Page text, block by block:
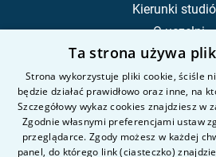
Kierunki
O uczelni
Kandydat
Student
Nauka i
Intranet
Ta strona używa
Strona wykorzystuje pliki cookie, ściśle
będzie działać prawidłowo oraz inne, na
Szczegółowy wykaz cookies znajdziesz w
Zgodnie własnymi preferencjami ustaw
przeglądarce. Zgody możesz w każdej
panel, do którego link (ciasteczko)